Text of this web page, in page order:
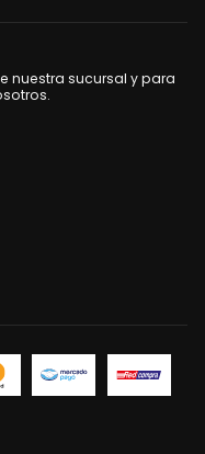
nuestra sucursal y para